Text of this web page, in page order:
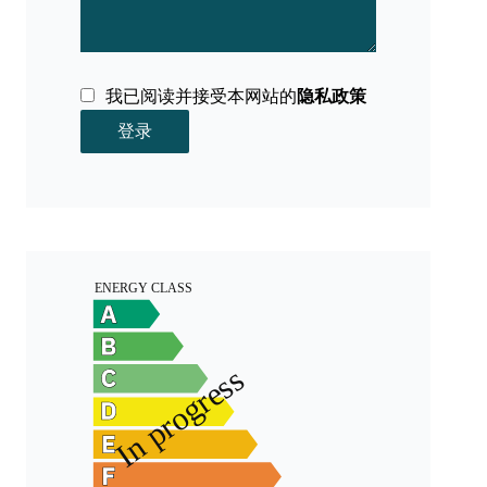
我已阅读并接受本网站的隐私政策
登录